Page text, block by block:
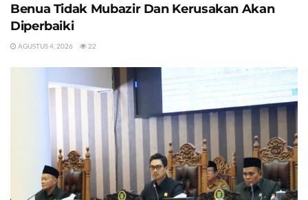
Benua Tidak Mubazir Dan Kerusakan Akan
Diperbaiki
AGUSTUS 4, 2026 22